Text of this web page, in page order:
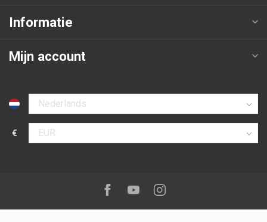
Informatie
Mijn account
Selecteer taal
€
Selecteer valuta
Volg ons op:Facebook
YoutubeInstagram